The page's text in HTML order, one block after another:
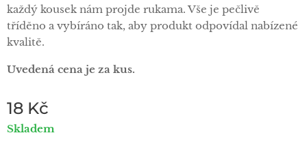
každý kousek nám projde rukama. Vše je pečlivě
tříděno a vybíráno tak, aby produkt odpovídal nabízené
kvalitě.
Uvedená cena je za kus.
18 Kč
Skladem